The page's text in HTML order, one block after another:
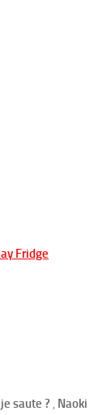
Fridge
saute ? , Naoki